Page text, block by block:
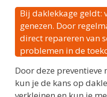
Bij daklekkage geldt:
genezen. Door
direct repareren van
problemen in de
Door deze preventieve
kun je de kans op